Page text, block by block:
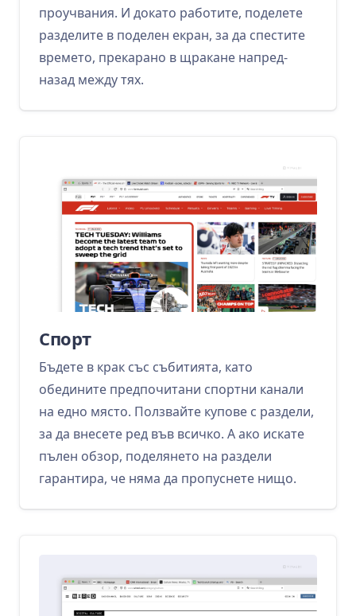
проучвания. И докато работите, поделете
разделите в поделен екран, за да спестите
времето, прекарано в щракане напред-
назад между тях.
Спорт
Бъдете в крак със събитията, като
обедините предпочитани спортни канали
на едно място. Ползвайте купове с раздели,
за да внесете ред във всичко. А ако искате
пълен обзор, поделянето на раздели
гарантира, че няма да пропуснете нищо.